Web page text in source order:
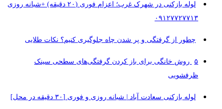
لوله بازکنی در شهرک غرب؛ اعزام فوری (۲۰ دقیقه) +شبانه روزی
۰۹۱۲۷۷۲۷۷۱۳
چطور از گرفتگی و پر شدن چاه جلوگیری کنیم؟ نکات طلایی
۵ روش خانگی برای باز کردن گرفتگی‌های سطحی سینک
ظرفشویی
لوله بازکنی سعادت آباد | شبانه روزی و فوری [۳۰ دقیقه در محل]